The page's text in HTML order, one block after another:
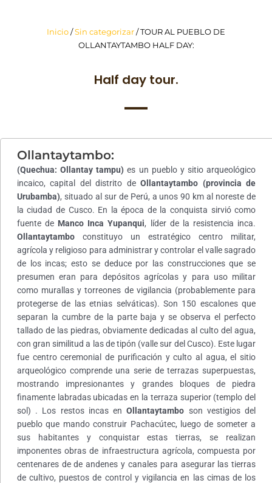
Inicio /Sin categorizar / TOUR AL PUEBLO DE
OLLANTAYTAMBO HALF DAY:
Half day tour.
Ollantaytambo:
(Quechua: Ollantay tampu) es un pueblo y sitio arqueológico
incaico, capital del distrito deOllantaytambo (provincia de
Urubamba), situado al sur de Perú, a unos 90 km al noreste de
la ciudad de Cusco. En la época de la conquista sirvió como
fuente de Manco Inca Yupanqui, líder de la resistencia inca.
Ollantaytamboconstituyo un estratégico centro militar,
agrícola y religioso para administrar y controlar el valle sagrado
de los incas; esto se deduce por las construcciones que se
presumen eran para depósitos agrícolas y para uso militar
como murallas y torreones de vigilancia (probablemente para
protegerse de las etnias selváticas). Son 150 escalones que
separan la cumbre de la parte baja y se observa el perfecto
tallado de las piedras, obviamente dedicadas al culto del agua,
con gran similitud a las de tipón (valle sur del Cusco). Este lugar
fue centro ceremonial de purificación y culto al agua, el sitio
arqueológico comprende una serie de terrazas superpuestas,
mostrando impresionantes y grandes bloques de piedra
finamente labradas ubicadas en la terraza superior (templo del
sol) . Los restos incas enOllantaytambo son vestigios del
pueblo que mando construir Pachacútec, luego de someter a
sus habitantes y conquistar estas tierras, se realizan
imponentes obras de infraestructura agrícola, compuesta por
centenares de de andenes y canales para asegurar las tierras
de cultivo, puestos de control y vigilancia en las cimas de los